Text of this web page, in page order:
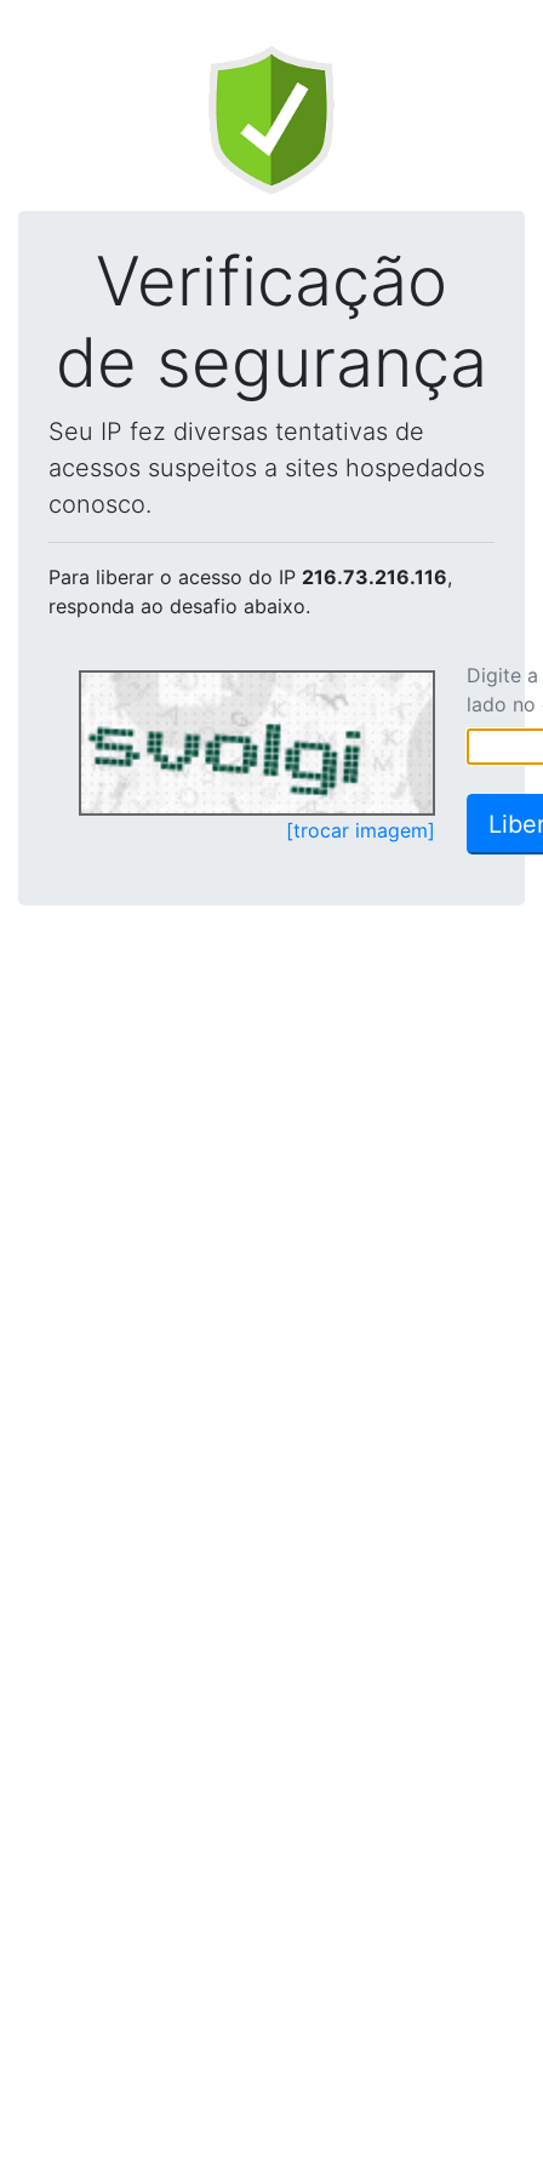
Verificação
de segurança
Seu IP fez diversas tentativas de
acessos suspeitos a sites hospedados
conosco.
Para liberar o acesso do IP 216.73.216.116,
responda ao desafio abaixo.
[trocar imagem]
Digite
lado no